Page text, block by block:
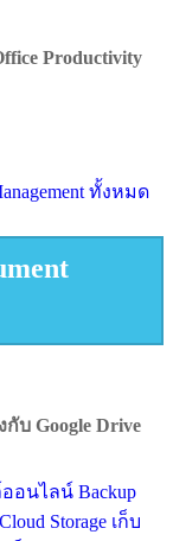
Productivity
ทั้งหมด
บ Google Drive
อนไลน์ Backup
Storage เก็บ